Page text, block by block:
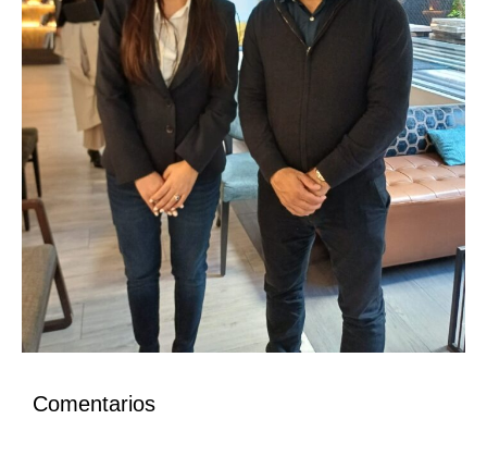
Comentarios